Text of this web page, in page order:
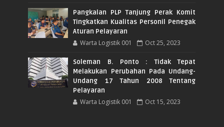
Pangkalan PLP Tanjung Perak Komit
Tingkatkan Kualitas Personil Penegak
Aturan Pelayaran
Warta Logistik 001 Oct 25, 2023
Soleman B. Ponto : Tidak Tepat
Melakukan Perubahan Pada Undang-
Undang 17 Tahun 2008 Tentang
Pelayaran
Warta Logistik 001 Oct 15, 2023